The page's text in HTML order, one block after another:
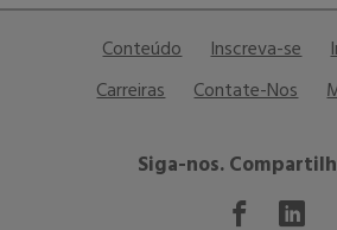
Conteúdo Inscreva-se
Carreiras
Contate-Nos
Siga-nos.